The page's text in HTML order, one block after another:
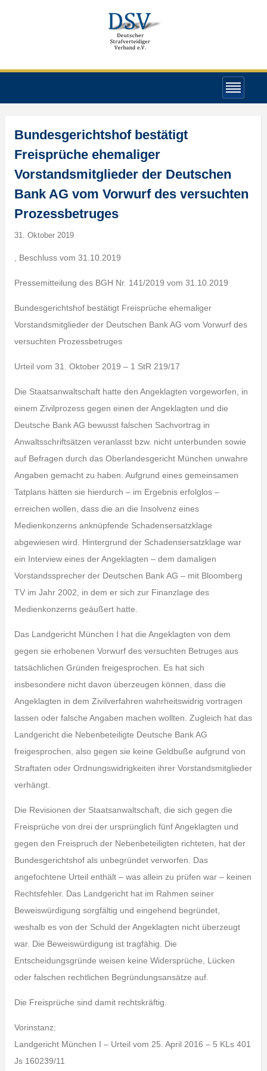
Bundesgerichtshof bestätigt
Freisprüche ehemaliger
Vorstandsmitglieder der Deutschen
Bank AG vom Vorwurf des versuchten
Prozessbetruges
31. Oktober 2019
, Beschluss vom 31.10.2019
Pressemitteilung des BGH Nr. 141/2019 vom 31.10.2019
Bundesgerichtshof bestätigt Freisprüche ehemaliger
Vorstandsmitglieder der Deutschen Bank AG vom Vorwurf des
versuchten Prozessbetruges
Urteil vom 31. Oktober 2019 – 1 StR 219/17
Die Staatsanwaltschaft hatte den Angeklagten vorgeworfen, in
einem Zivilprozess gegen einen der Angeklagten und die
Deutsche Bank AG bewusst falschen Sachvortrag in
Anwaltsschriftsätzen veranlasst bzw. nicht unterbunden sowie
auf Befragen durch das Oberlandesgericht München unwahre
Angaben gemacht zu haben. Aufgrund eines gemeinsamen
Tatplans hätten sie hierdurch – im Ergebnis erfolglos –
erreichen wollen, dass die an die Insolvenz eines
Medienkonzerns anknüpfende Schadensersatzklage
abgewiesen wird. Hintergrund der Schadensersatzklage war
ein Interview eines der Angeklagten – dem damaligen
Vorstandssprecher der Deutschen Bank AG – mit Bloomberg
TV im Jahr 2002, in dem er sich zur Finanzlage des
Medienkonzerns geäußert hatte.
Das Landgericht München I hat die Angeklagten von dem
gegen sie erhobenen Vorwurf des versuchten Betruges aus
tatsächlichen Gründen freigesprochen. Es hat sich
insbesondere nicht davon überzeugen können, dass die
Angeklagten in dem Zivilverfahren wahrheitswidrig vortragen
lassen oder falsche Angaben machen wollten. Zugleich hat das
Landgericht die Nebenbeteiligte Deutsche Bank AG
freigesprochen, also gegen sie keine Geldbuße aufgrund von
Straftaten oder Ordnungswidrigkeiten ihrer Vorstandsmitglieder
verhängt.
Die Revisionen der Staatsanwaltschaft, die sich gegen die
Freisprüche von drei der ursprünglich fünf Angeklagten und
gegen den Freispruch der Nebenbeteiligten richteten, hat der
Bundesgerichtshof als unbegründet verworfen. Das
angefochtene Urteil enthält – was allein zu prüfen war – keinen
Rechtsfehler. Das Landgericht hat im Rahmen seiner
Beweiswürdigung sorgfältig und eingehend begründet,
weshalb es von der Schuld der Angeklagten nicht überzeugt
war. Die Beweiswürdigung ist tragfähig. Die
Entscheidungsgründe weisen keine Widersprüche, Lücken
oder falschen rechtlichen Begründungsansätze auf.
Die Freisprüche sind damit rechtskräftig.
Vorinstanz:
Landgericht München I – Urteil vom 25. April 2016 – 5 KLs 401
Js 160239/11